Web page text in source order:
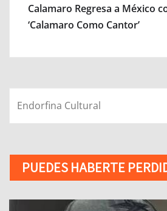
Calamaro Regresa a México
‘Calamaro Como Cantor’
Endorfina Cultural
PUEDES HABERTE